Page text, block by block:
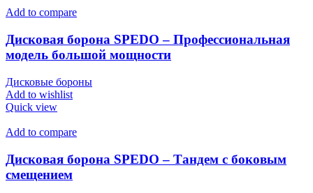
Add to compare
Дисковая борона SPEDO – Профессиональная
модель большой мощности
Дисковые бороны
Add to wishlist
Quick view
Add to compare
Дисковая борона SPEDO – Тандем с боковым
смещением